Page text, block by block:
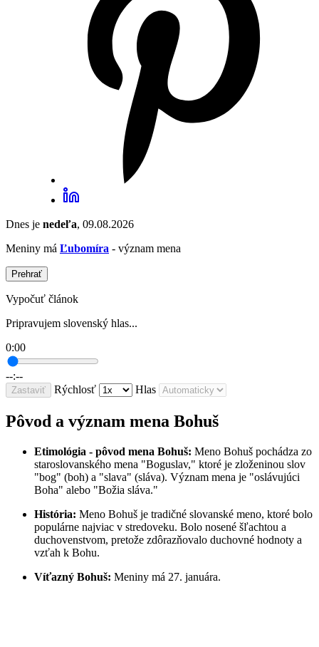
Dnes je nedeľa, 09.08.2026
Meniny má Ľubomíra - význam mena
Prehrať
Vypočuť článok
Pripravujem slovenský hlas...
0:00
--:--
Zastaviť Rýchlosť Hlas
Pôvod a význam mena Bohuš
Etimológia - pôvod mena Bohuš: Meno Bohuš pochádza zo
staroslovanského mena "Boguslav," ktoré je zloženinou slov
"bog" (boh) a "slava" (sláva). Význam mena je "oslávujúci
Boha" alebo "Božia sláva."
História: Meno Bohuš je tradičné slovanské meno, ktoré bolo
populárne najviac v stredoveku. Bolo nosené šľachtou a
duchovenstvom, pretože zdôrazňovalo duchovné hodnoty a
vzťah k Bohu.
Víťazný Bohuš: Meniny má 27. januára.